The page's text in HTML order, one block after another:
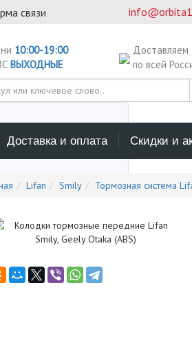
связи
10:00-19:00
ВЫХОДНЫЕ
Доставляем
по всей
каталог поиска
Доставка и оплата Скидки и
Lifan Smily Тормозная система